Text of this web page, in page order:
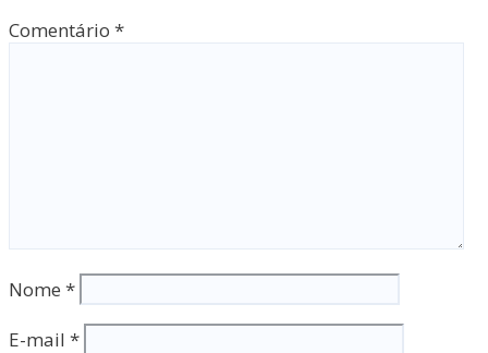
Comentário *
Nome *
E-mail *